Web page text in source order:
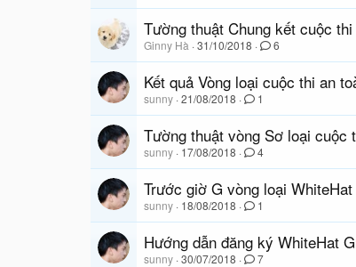
Tường thuật Chung kết cuộc
Ginny Hà 31/10/2018 6
Kết quả Vòng loại cuộc thi an
sunny 21/08/2018 1
Tường thuật vòng Sơ loại cuộc
sunny 17/08/2018 4
Trước giờ G vòng loại
sunny 18/08/2018 1
Hướng dẫn đăng ký WhiteHat
sunny 30/07/2018 7